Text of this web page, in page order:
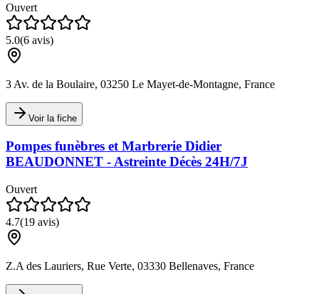
Ouvert
5.0(6 avis)
3 Av. de la Boulaire, 03250 Le Mayet-de-Montagne, France
Voir la fiche
Pompes funèbres et Marbrerie Didier
BEAUDONNET - Astreinte Décès 24H/7J
Ouvert
4.7(19 avis)
Z.A des Lauriers, Rue Verte, 03330 Bellenaves, France